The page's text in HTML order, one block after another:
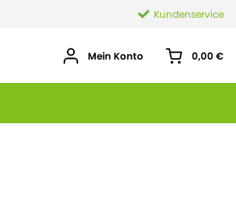
Kundenservice
Mein Konto 0,00 €